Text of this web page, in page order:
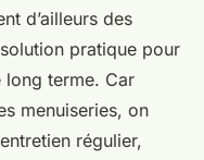
d’ailleurs des
pratique pour
long terme. Car
menuiseries, on
régulier,